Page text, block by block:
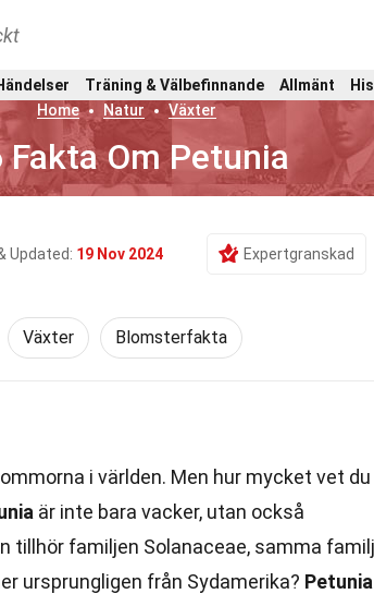
Träning & Välbefinnande Allmänt
Home
Natur Växter
Fakta Om Petunia
Updated: 19 Nov 2024 Expertgranskad
Växter Blomsterfakta
i världen. Men hur mycket vet du
är inte bara vacker, utan också
tillhör familjen Solanaceae, samma familj
ursprungligen från Sydamerika? Petunia